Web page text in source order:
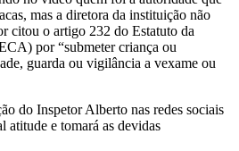
mas a diretora da instituição não
citou o artigo 232 do Estatuto da
por “submeter criança ou
guarda ou vigilância a vexame ou
do Inspetor Alberto nas redes sociais
atitude e tomará as devidas